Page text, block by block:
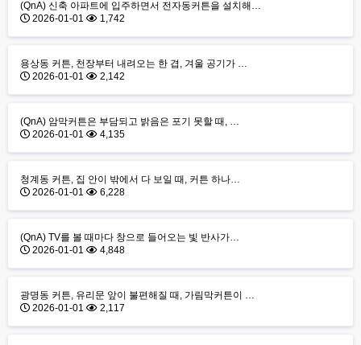
(QnA) 신축 아파트에 입주하면서 전자동커튼을 설치해…
2026-01-01
1,742
용상동 커튼, 천장부터 내려오는 한 겹, 겨울 공기가 …
2026-01-01
2,142
(QnA) 암막커튼은 부담되고 밝음은 포기 못할 때, …
2026-01-01
4,135
청계동 커튼, 집 안이 밖에서 다 보일 때, 커튼 하나…
2026-01-01
6,228
(QnA) TV를 볼 때마다 창으로 들어오는 빛 반사가…
2026-01-01
4,848
광명동 커튼, 유리문 앞이 불편해질 때, 가림막커튼이 …
2026-01-01
2,117